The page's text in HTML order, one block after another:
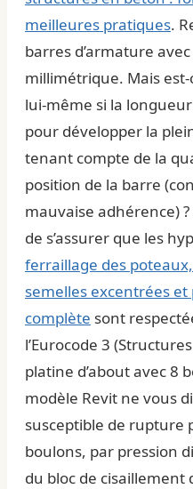
meilleures pratiques.
barres d’armature
millimétrique. Mais
lui-même si la
pour développer la
tenant compte de la
position de la barre
mauvaise adhérence) ?
de s’assurer que les
ferraillage des
semelles excentrées
complète sont
l’Eurocode 3
platine d’about avec 8
modèle Revit ne vous
susceptible de rupture
boulons, par pression
du bloc de cisaillement